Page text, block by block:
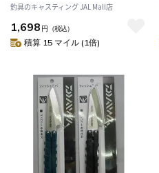
釣具のキャスティング JAL Mall店
1,698 円 （税込）
積算 15 マイル (1倍)